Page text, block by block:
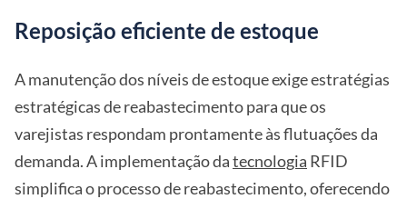
Reposição eficiente de estoque
A manutenção dos níveis de estoque exige estratégias
estratégicas de reabastecimento para que os
varejistas respondam prontamente às flutuações da
demanda. A implementação datecnologia RFID
simplifica o processo de reabastecimento, oferecendo